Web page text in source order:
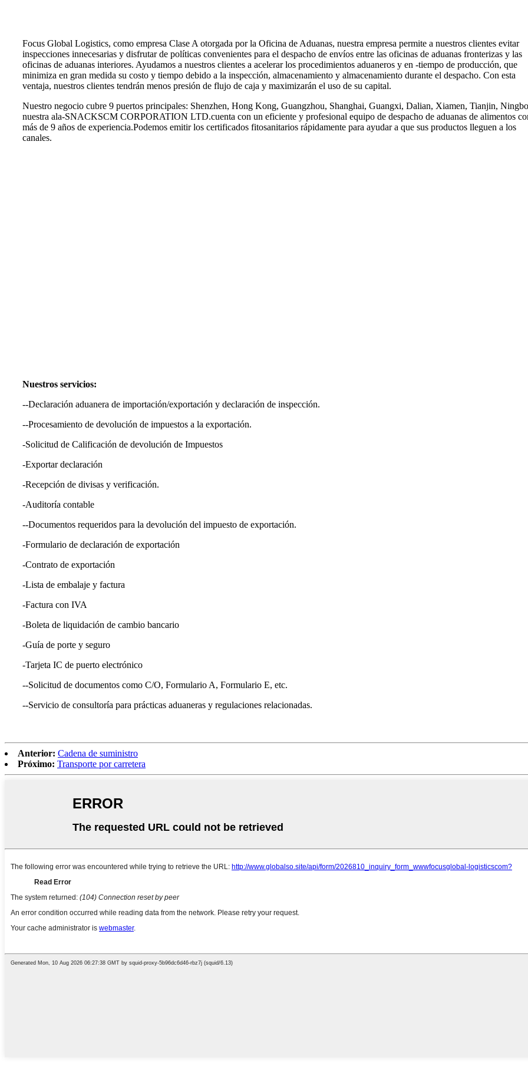
Focus Global Logistics, como empresa Clase A otorgada por la Oficina de Aduanas, nuestra empresa permite a nuestros clientes evitar
inspecciones innecesarias y disfrutar de políticas convenientes para el despacho de envíos entre las oficinas de aduanas fronterizas y las
oficinas de aduanas interiores. Ayudamos a nuestros clientes a acelerar los procedimientos aduaneros y en -tiempo de producción, que
minimiza en gran medida su costo y tiempo debido a la inspección, almacenamiento y almacenamiento durante el despacho. Con esta
ventaja, nuestros clientes tendrán menos presión de flujo de caja y maximizarán el uso de su capital.
Nuestro negocio cubre 9 puertos principales: Shenzhen, Hong Kong, Guangzhou, Shanghai, Guangxi, Dalian, Xiamen, Tianjin,
nuestra ala-SNACKSCM CORPORATION LTD.cuenta con un eficiente y profesional equipo de despacho de aduanas de alimentos
más de 9 años de experiencia.Podemos emitir los certificados fitosanitarios rápidamente para ayudar a que sus productos lleguen a los
canales.
Nuestros servicios:
--Declaración aduanera de importación/exportación y declaración de inspección.
--Procesamiento de devolución de impuestos a la exportación.
-Solicitud de Calificación de devolución de Impuestos
-Exportar declaración
-Recepción de divisas y verificación.
-Auditoría contable
--Documentos requeridos para la devolución del impuesto de exportación.
-Formulario de declaración de exportación
-Contrato de exportación
-Lista de embalaje y factura
-Factura con IVA
-Boleta de liquidación de cambio bancario
-Guía de porte y seguro
-Tarjeta IC de puerto electrónico
--Solicitud de documentos como C/O, Formulario A, Formulario E, etc.
--Servicio de consultoría para prácticas aduaneras y regulaciones relacionadas.
Anterior: Cadena de suministro
Próximo: Transporte por carretera